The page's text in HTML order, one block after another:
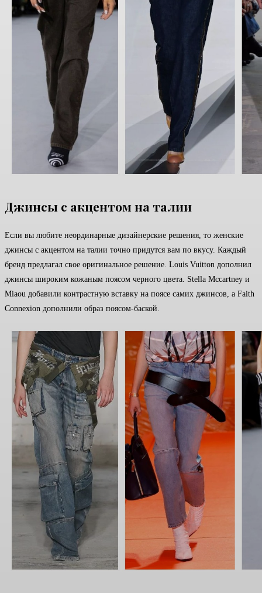
Джинсы с акцентом на талии
Если вы любите неординарные дизайнерские решения, то женские
джинсы с акцентом на талии точно придутся вам по вкусу. Каждый
бренд предлагал свое оригинальное решение. Louis Vuitton дополнил
джинсы широким кожаным поясом черного цвета. Stella Mccartney и
Miaou добавили контрастную вставку на поясе самих джинсов, а Faith
Connexion дополнили образ поясом-баской.